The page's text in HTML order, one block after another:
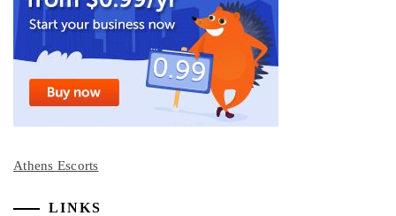
Athens Escorts
LINKS